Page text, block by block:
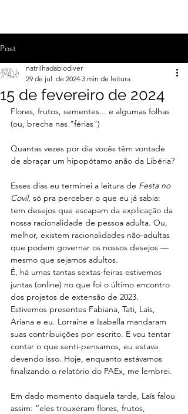
Post
15 de fevereiro de 2024
natrilhadabiodiver
29 de jul. de 2024 3 min de leitura
Flores, frutos, sementes... e algumas folhas
(ou, brecha nas "férias")
Quantas vezes por dia vocês têm vontade
de abraçar um hipopótamo anão da Libéria?
Esses dias eu terminei a leitura de Festa no
Covil, só pra perceber o que eu já sabia:
tem desejos que escapam da explicação da
nossa racionalidade de pessoa adulta. Ou,
melhor, existem racionalidades não-adultas
que podem governar os nossos desejos —
mesmo que sejamos adultos.
É, há umas tantas sextas-feiras estivemos
juntas (online) no que foi o último encontro
dos projetos de extensão de 2023.
Estivemos presentes Fabiana, Tati, Laís,
Ariana e eu. Lorraine e Isabella mandaram
suas contribuições por escrito. E vou tentar
contar o que senti-pensamos, eu estava
devendo isso. Hoje, enquanto estávamos
finalizando o relatório do PAEx, me lembrei.
Em dado momento daquela tarde, Laís falou
assim: “eles trouxeram flores, frutos,